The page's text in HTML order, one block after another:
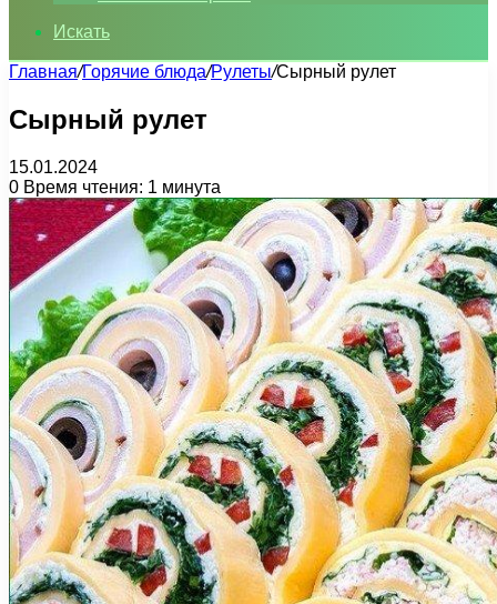
Искать
Главная/Горячие блюда/Рулеты/Сырный рулет
Сырный рулет
15.01.2024
0 Время чтения: 1 минута